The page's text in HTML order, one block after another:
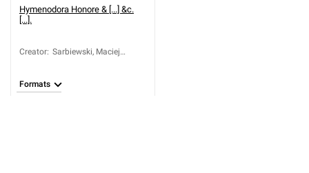
Hymenodora Honore & [...] &c.
[...].
Creator: Sarbiewski, Maciej
Formats